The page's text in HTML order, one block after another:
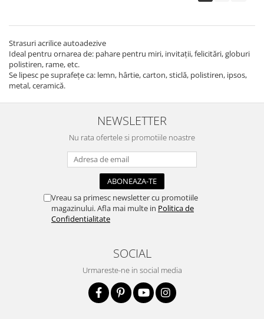
Strasuri acrilice autoadezive
Ideal pentru ornarea de: pahare pentru miri, invitații, felicitări, globuri
polistiren, rame, etc.
Se lipesc pe suprafețe ca: lemn, hârtie, carton, sticlă, polistiren, ipsos,
metal, ceramică.
NEWSLETTER
Nu rata ofertele si promotiile noastre
Vreau sa primesc newsletter cu promotiile
magazinului. Afla mai multe in Politica de
Confidentialitate
SOCIAL
Urmareste-ne in social media